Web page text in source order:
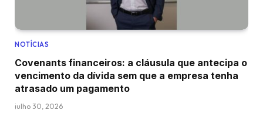
NOTÍCIAS
Covenants financeiros: a cláusula que antecipa o
vencimento da dívida sem que a empresa tenha
atrasado um pagamento
julho 30, 2026